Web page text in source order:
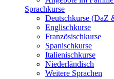
Sprachkurse
Deutschkurse (DaZ
Englischkurse
Französischkurse
Spanischkurse
Italienischkurse
Niederländisch
Weitere Sprachen